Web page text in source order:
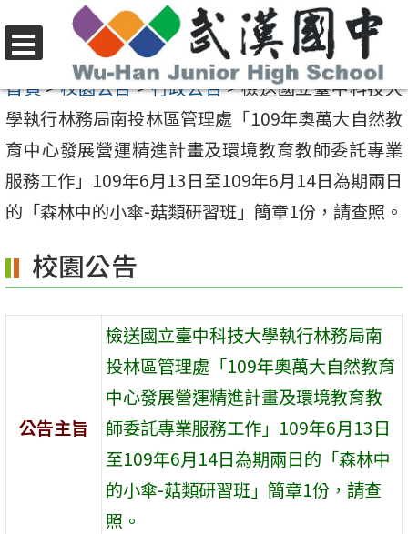
至
要
內
容
區
選
單
首頁>校園公告>行政公告>檢送國立臺中科技大
學執行林務局南投林區管理處「109年奧萬大自然教
育中心發展營運精進計畫及環境教育教師委託專業
服務工作」109年6月13日至109年6月14日為期兩日
的「森林中的小傘-菇類研習班」簡章1份，請查照。
校園公告
公告主旨
檢送國立臺中科技大學執行林務局南
投林區管理處「109年奧萬大自然教育
中心發展營運精進計畫及環境教育教
師委託專業服務工作」109年6月13日
至109年6月14日為期兩日的「森林中
的小傘-菇類研習班」簡章1份，請查
照。